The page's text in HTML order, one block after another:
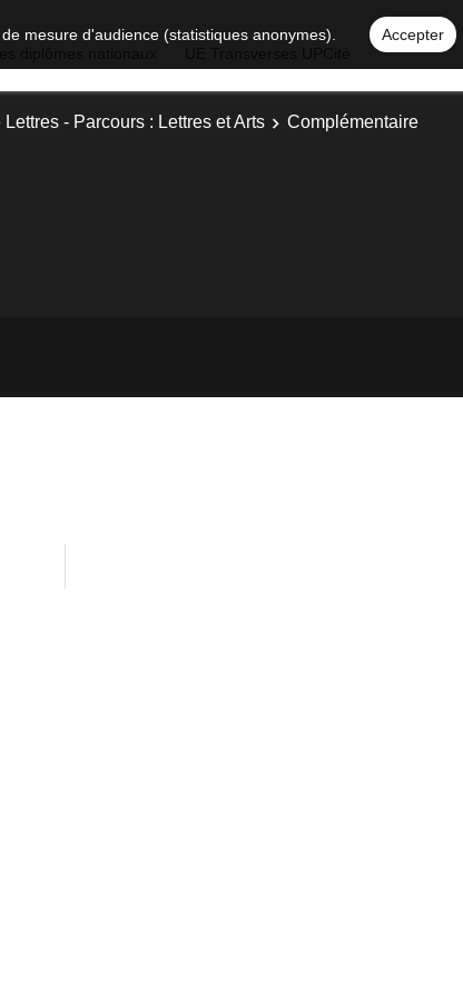
mesure d'audience (statistiques anonymes). Accepter
Lettres - Parcours : Lettres et Arts
Complémentaire